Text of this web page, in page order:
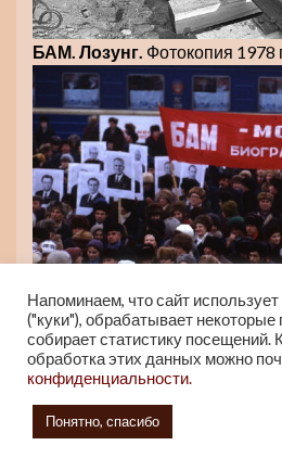
БАМ. Лозунг. Фотокопия 1978
БАМ. Лозунг.Фотокопия 1978
Основная часть дороги
В 1977 году была сдана в
Напоминаем, что сайт
("куки"), обрабатывает
собирает статистику посещений.
обработка этих данных можно
конфиденциальности.
Понятно, спасибо